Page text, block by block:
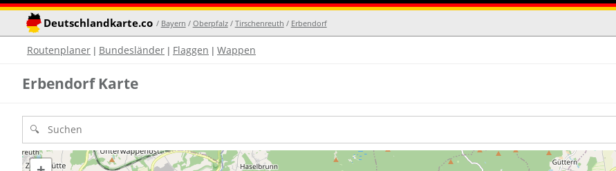
Deutschlandkarte.co / Bayern / Oberpfalz/ Tirschenreuth / Erbendorf
Routenplaner | Bundesländer | Flaggen | Wappen
Erbendorf Karte